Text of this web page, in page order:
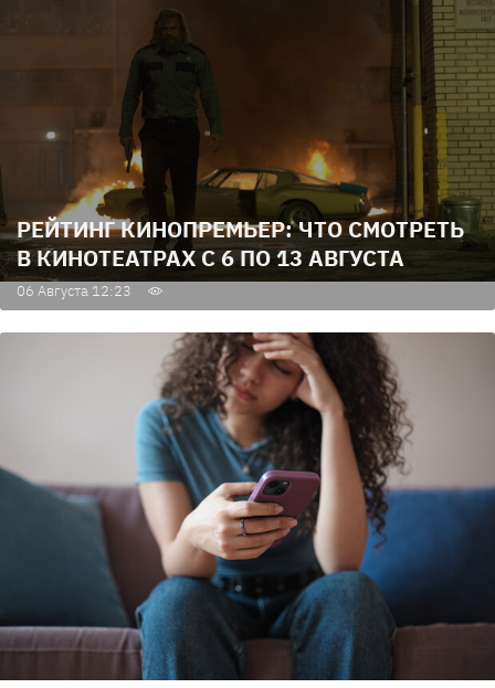
РЕЙТИНГ КИНОПРЕМЬЕР: ЧТО СМОТРЕТЬ
В КИНОТЕАТРАХ С 6 ПО 13 АВГУСТА
06 Августа 12:23